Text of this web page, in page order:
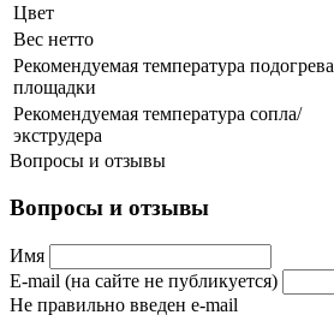
Цвет
Вес нетто
Рекомендуемая температура подогрева
площадки
Рекомендуемая температура сопла/
экструдера
Вопросы и отзывы
Вопросы и отзывы
Имя
E-mail (на сайте не публикуется)
Не правильно введен e-mail